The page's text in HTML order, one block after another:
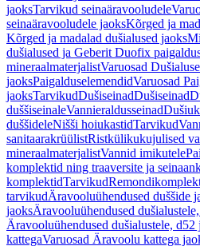
jaoksTarvikud seinaäravooludele
seinaäravooludele jaoksKõrged ja
Kõrged ja madalad dušialused jaoks
dušialused ja Geberit Duofix
mineraalmaterjalistVaruosad
jaoksPaigalduselemendidVaruosad
jaoksTarvikudDušiseinadDušiseinad
duššiseinaleVannieraldusseinad
duššideleNišši hoiukastidTarvikud
sanitaarakrüülistRistkülikukujulised
mineraalmaterjalistVannid imikutele
komplektid ning traaversite ja
komplektidTarvikud
tarvikudÄravooluühendused duššide
jaoksÄravooluühendused
Äravooluühendused dušialustele, d52
kattegaVaruosad Äravoolu kattega